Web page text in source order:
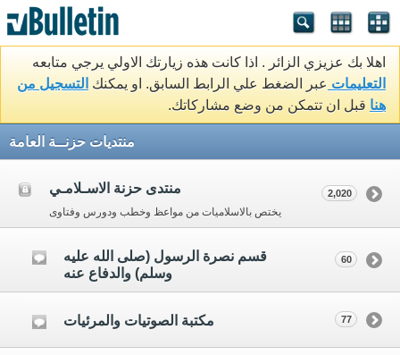
اهلا بك عزيزي الزائر . اذا كانت هذه زيارتك الاولي يرجي متابعه
التعليمات عبر الضغط علي الرابط السابق. او يمكنك التسجيل من
هنا قبل ان تتمكن من وضع مشاركاتك.
منتديات حزنــة العامة
منتدى حزنة الاسـلامـي
يختص بالاسلاميات من مواعظ وخطب ودورس وفتاوى
2,020
قسم نصرة الرسول (صلى الله عليه
وسلم) والدفاع عنه
60
مكتبة الصوتيات والمرئيات 77